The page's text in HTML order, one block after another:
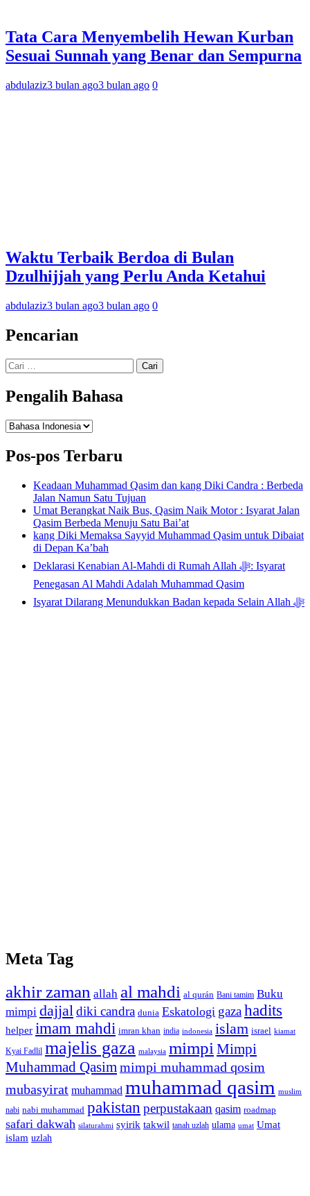
Tata Cara Menyembelih Hewan Kurban
Sesuai Sunnah yang Benar dan Sempurna
abdulaziz3 bulan ago3 bulan ago 0
Waktu Terbaik Berdoa di Bulan
Dzulhijjah yang Perlu Anda Ketahui
abdulaziz3 bulan ago3 bulan ago 0
Pencarian
Cari
untuk:
Pengalih Bahasa
Pengalih
Pos-pos Terbaru
Keadaan Muhammad Qasim dan kang Diki Candra : Berbeda
Jalan Namun Satu Tujuan
Umat Berangkat Naik Bus, Qasim Naik Motor : Isyarat Jalan
Qasim Berbeda Menuju Satu Bai’at
kang Diki Memaksa Sayyid Muhammad Qasim untuk Dibaiat
di Depan Ka’bah
Deklarasi Kenabian Al-Mahdi di Rumah Allah ﷻ: Isyarat
Penegasan Al Mahdi Adalah Muhammad Qasim
Isyarat Dilarang Menundukkan Badan kepada Selain Allah ﷻ
Meta Tag
akhir zaman allah al mahdi al qurán Bani tamim Buku
mimpi dajjal diki candra dunia Eskatologi gazahadits
helper imam mahdi imran khan india indonesia islam israel kiamat
Kyai Fadlil majelis gaza malaysia mimpi Mimpi
Muhammad Qasim mimpi muhammad qosim
mubasyirat muhammad muhammad qasim muslim
nabi nabi muhammad pakistan perpustakaan qasim roadmap
safari dakwah silaturahmi syirik takwil tanah uzlah ulama umat Umat
islam uzlah